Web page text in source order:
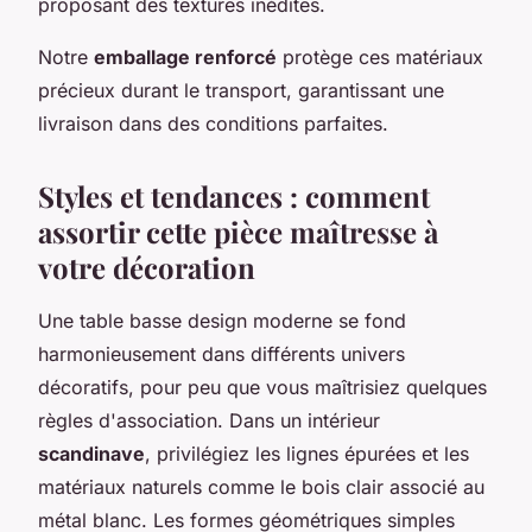
proposant des textures inédites.
Notre emballage renforcé protège ces matériaux
précieux durant le transport, garantissant une
livraison dans des conditions parfaites.
Styles et tendances : comment
assortir cette pièce maîtresse à
votre décoration
Une table basse design moderne se fond
harmonieusement dans différents univers
décoratifs, pour peu que vous maîtrisiez quelques
règles d'association. Dans un intérieur
scandinave, privilégiez les lignes épurées et les
matériaux naturels comme le bois clair associé au
métal blanc. Les formes géométriques simples